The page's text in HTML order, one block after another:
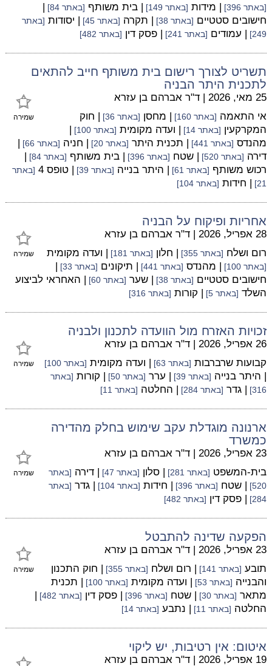
[באתר 396] | מידות [באתר 149] | בית משותף [באתר 84]
|
חישובים סטטיים [באתר 38] | תקרה [באתר 45] | יסודות [באתר
249]
| עמודים [באתר 241] | פסק דין [באתר 482]
תשריט לצורך רישום בית משותף חייב להתאים
לתכנית היתר הבניה
שמירה
25 מאי, 2026 | ד"ר אברהם בן עזרא
אי התאמה [באתר 160] | מחסן [באתר 36]
| חוק
המקרקעין [באתר 14] | ועדה מקומית [באתר 100]
|
מהנדס [באתר 441] | תכנית היתר [באתר 20] | חניה [באתר 66]
|
דירה [באתר 520] | שטח [באתר 396] | בית משותף [באתר 84]
|
רכוש משותף [באתר 61] | היתר בנייה [באתר 39] | טופס 4
[באתר
21]
| חידות [באתר 104]
אחריות ופיקוח על הבניה
שמירה
28 אפריל, 2026 | ד"ר אברהם בן עזרא
רום ושלח [באתר 355] | חלון [באתר 181] | ועדה מקומית
[באתר 100] | מהנדס [באתר 441] | תיקונים [באתר 33]
|
חישובים סטטיים [באתר 38] | שער [באתר 60]
| האחראי לביצוע
השלד [באתר 5] | קורות [באתר 316]
זכויות האזרח מול הוועדה לתכנון ולבניה
שמירה
26 אפריל, 2026 | ד"ר אברהם בן עזרא
קבועות שרברבות [באתר 63] | ועדה מקומית [באתר 100]
| היתר בנייה [באתר 39] | ערר [באתר 50] | קורות [באתר
316]
| גדר [באתר 284] | החלטה [באתר 11]
ארנונה מוגדלת עקב שימוש בחלק מהדירה
כמשרד
שמירה
23 אפריל, 2026 | ד"ר אברהם בן עזרא
בית-המשפט [באתר 281] | סלון [באתר 47] | דירה [באתר
520]
| שטח [באתר 396] | חידות [באתר 104] | גדר [באתר
284]
| פסק דין [באתר 482]
הפקעה שדינה להתבטל
שמירה
23 אפריל, 2026 | ד"ר אברהם בן עזרא
תובע [באתר 141] | רום ושלח [באתר 355]
| חוק התכנון
והבנייה [באתר 53] | ועדה מקומית [באתר 100]
| תכנית
מתאר [באתר 30] | שטח [באתר 396] | פסק דין [באתר 482]
|
החלטה [באתר 11] | נתבע [באתר 14]
איטום: אין רטיבות, יש ליקוי
19 אפריל, 2026 | ד"ר אברהם בן עזרא